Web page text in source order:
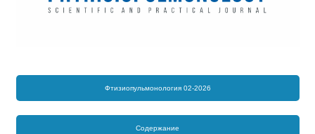
Фтизиопульмонология 02-2026
Содержание